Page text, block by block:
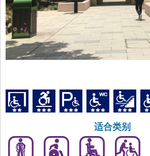
适合类别